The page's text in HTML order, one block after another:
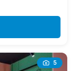
5